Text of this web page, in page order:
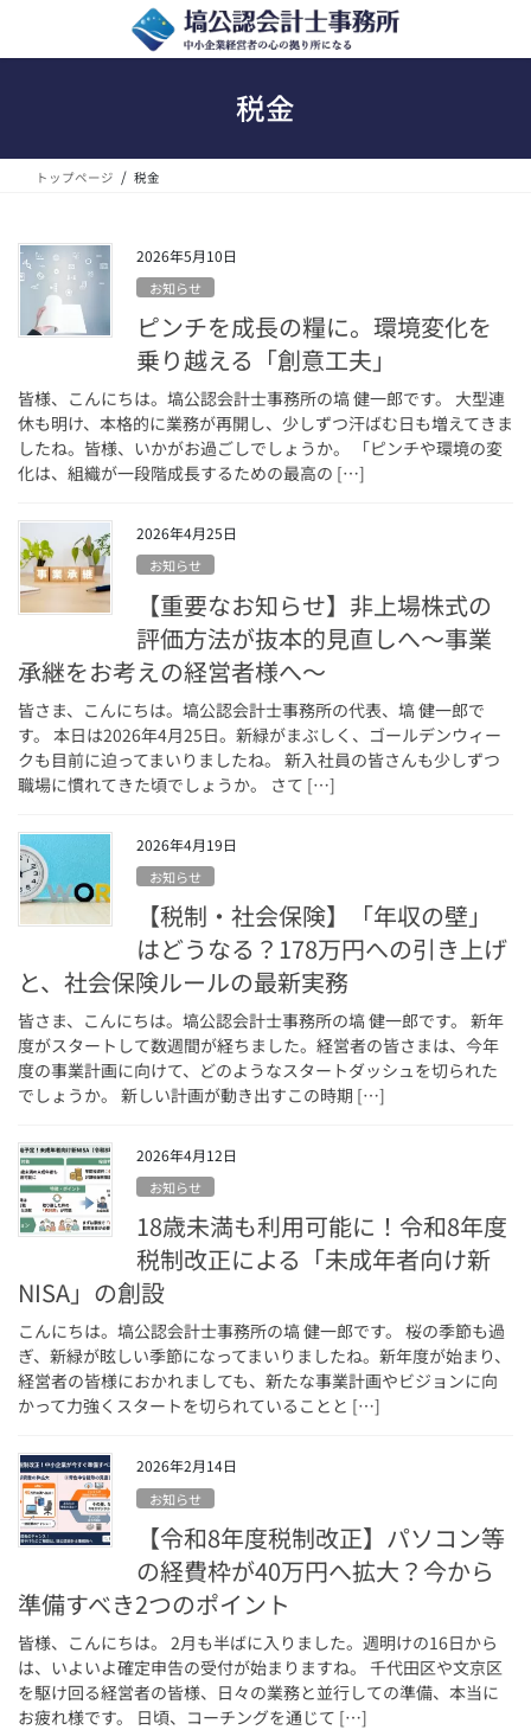
テ
ス
ゲ
ン
税金
トップページ 税金
2026年5月10日
お知らせ
ピンチを成長の糧に。環境変化を
乗り越える「創意工夫」
皆様、こんにちは。塙公認会計士事務所の塙 健一郎です。 大型連
休も明け、本格的に業務が再開し、少しずつ汗ばむ日も増えてきま
したね。皆様、いかがお過ごしでしょうか。 「ピンチや環境の変
化は、組織が一段階成長するための最高の […]
2026年4月25日
お知らせ
【重要なお知らせ】非上場株式の
評価方法が抜本的見直しへ～事業
承継をお考えの経営者様へ～
皆さま、こんにちは。塙公認会計士事務所の代表、塙 健一郎で
す。 本日は2026年4月25日。新緑がまぶしく、ゴールデンウィー
クも目前に迫ってまいりましたね。 新入社員の皆さんも少しずつ
職場に慣れてきた頃でしょうか。 さて […]
2026年4月19日
お知らせ
【税制・社会保険】「年収の壁」
はどうなる？178万円への引き上げ
と、社会保険ルールの最新実務
皆さま、こんにちは。塙公認会計士事務所の塙 健一郎です。 新年
度がスタートして数週間が経ちました。経営者の皆さまは、今年
度の事業計画に向けて、どのようなスタートダッシュを切られた
でしょうか。 新しい計画が動き出すこの時期 […]
2026年4月12日
お知らせ
18歳未満も利用可能に！令和8年度
税制改正による「未成年者向け新
NISA」の創設
こんにちは。塙公認会計士事務所の塙 健一郎です。 桜の季節も過
ぎ、新緑が眩しい季節になってまいりましたね。新年度が始まり、
経営者の皆様におかれましても、新たな事業計画やビジョンに向
かって力強くスタートを切られていることと […]
2026年2月14日
お知らせ
【令和8年度税制改正】パソコン等
の経費枠が40万円へ拡大？今から
準備すべき2つのポイント
皆様、こんにちは。 2月も半ばに入りました。週明けの16日から
は、いよいよ確定申告の受付が始まりますね。 千代田区や文京区
を駆け回る経営者の皆様、日々の業務と並行しての準備、本当に
お疲れ様です。 日頃、コーチングを通じて […]